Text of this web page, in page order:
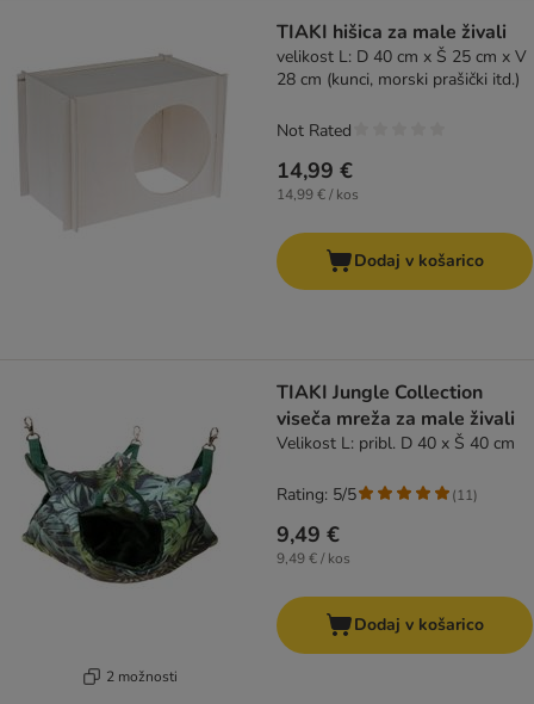
TIAKI hišica za male živali
velikost L: D 40 cm x Š 25 cm x V
28 cm (kunci, morski prašički itd.)
14,99 €
14,99 € / kos
Not Rated
Dodaj v košarico
2 možnosti
TIAKI Jungle Collection
viseča mreža za male živali
Velikost L: pribl. D 40 x Š 40 cm
9,49 €
9,49 € / kos
Rating: 5/5 (11)
Dodaj v košarico